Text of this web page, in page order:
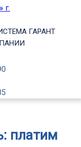
ГАРАНТ
платим